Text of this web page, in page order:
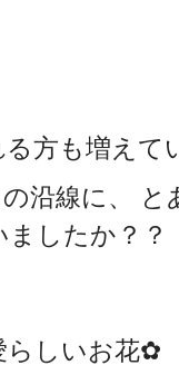
方も増えて
沿線に、
したか？？
らしいお花✿